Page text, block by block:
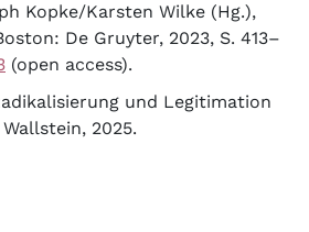
Kopke/Karsten Wilke (Hg.),
De Gruyter, 2023, S. 413–
(open access).
und Legitimation
2025.